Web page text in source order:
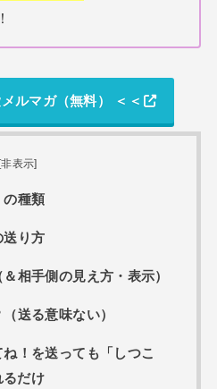
ルマガ（無料） ＜＜
非表示]
の種類
送り方
相手側の見え方・表示）
送る意味ない）
！を送っても「しつこ
るだけ